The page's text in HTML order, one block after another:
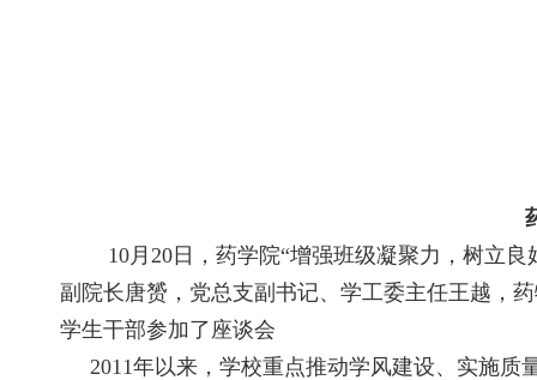
10月20日，药学院“增强班级凝聚力，树立良
副院长唐赟，党总支副书记、学工委主任王越，
学生干部参加了座谈会
2011年以来，学校重点推动学风建设、实施质